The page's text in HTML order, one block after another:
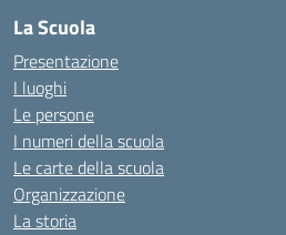
La Scuola
Presentazione
I luoghi
Le persone
I numeri della scuola
Le carte della scuola
Organizzazione
La storia